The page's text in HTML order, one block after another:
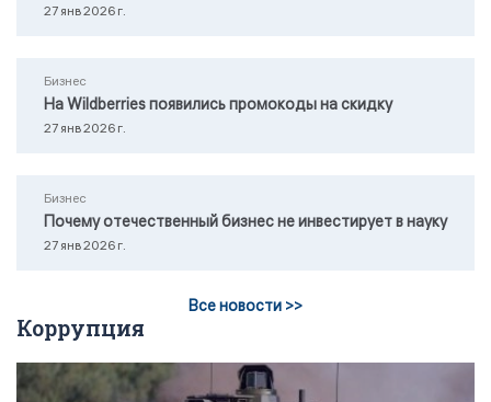
27 янв 2026 г.
Бизнес
На Wildberries появились промокоды на скидку
27 янв 2026 г.
Бизнес
Почему отечественный бизнес не инвестирует в науку
27 янв 2026 г.
Все новости >>
Коррупция